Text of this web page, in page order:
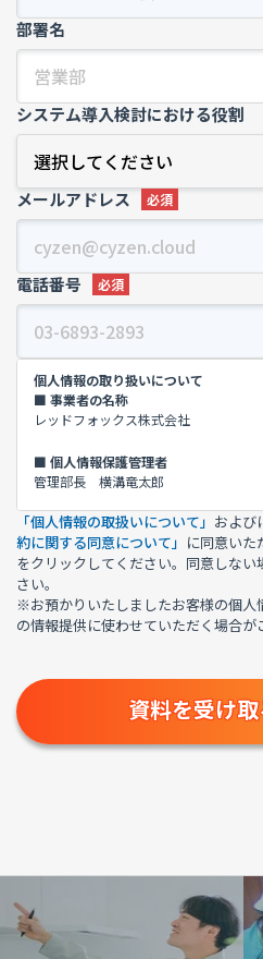
部署名
システム導入検討における役割
メールアドレス
電話番号
個人情報の取り扱いについて
■ 事業者の名称
レッドフォックス株式会社
■ 個人情報保護管理者
管理部長 横溝竜太郎
■ 利用目的
(1)お客様からのお問い合わせに、回
(2)各種資料の送付、その他、お客様
提供するため
(3)お客様へ新たな当社のサービスの
反映させていただくため
■ 個人情報の第三者提供について
法令に基づく場合を除き、あらかじめ
人情報を第三者に提供しません。
利用目的の達成に必要な範囲内におい
この場合には、個人情報保護体制が整
に、個人情報保護に関する契約を締結
「個人情報の取扱いについて」 および
約に関する同意について」 に同意いた
をクリックしてください。同意しな
さい。
※お預かりいたしましたお客様の個人
の情報提供に使わせていただく場合が